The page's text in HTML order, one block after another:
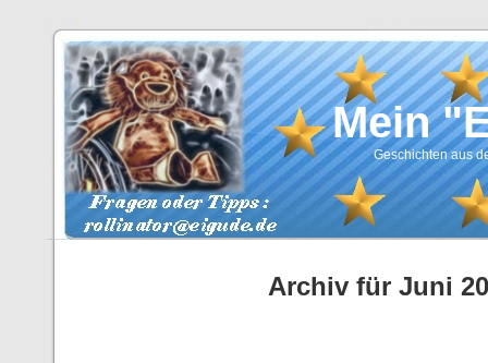
Mein
Geschichten aus
Archiv für Juni